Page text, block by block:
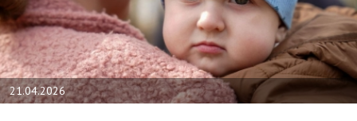
02.02.2026